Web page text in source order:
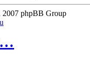
phpBB Group